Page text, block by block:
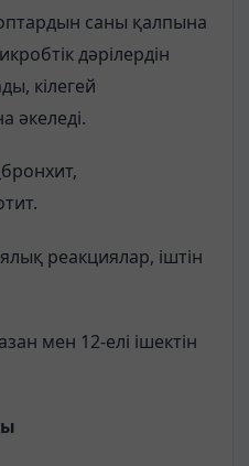
саны қалпына
дәрілердін
кілегей
әкеледі.
бронхит,
реакциялар, іштін
мен 12-елі ішектін